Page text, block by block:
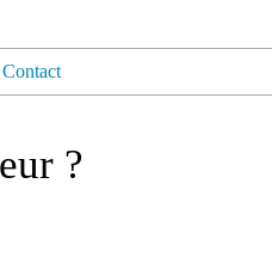
Contact
?